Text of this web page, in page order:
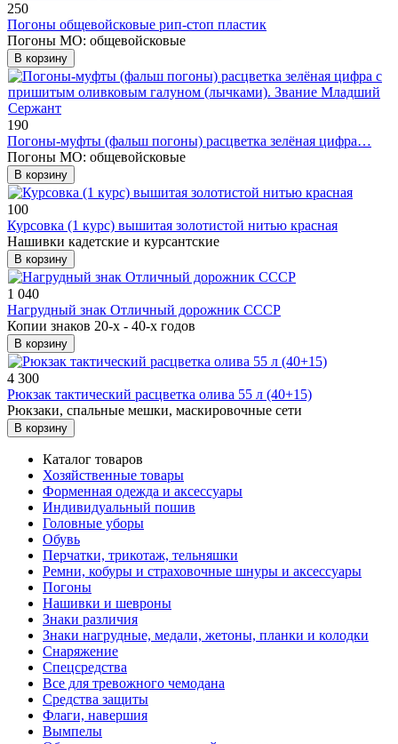
250
Погоны общевойсковые рип-стоп пластик
Погоны МО: общевойсковые
В корзину
190
Погоны-муфты (фальш погоны) расцветка зелёная цифра…
Погоны МО: общевойсковые
В корзину
100
Курсовка (1 курс) вышитая золотистой нитью красная
Нашивки кадетские и курсантские
В корзину
1 040
Нагрудный знак Отличный дорожник СССР
Копии знаков 20-х - 40-х годов
В корзину
4 300
Рюкзак тактический расцветка олива 55 л (40+15)
Рюкзаки, спальные мешки, маскировочные сети
В корзину
Каталог товаров
Хозяйственные товары
Форменная одежда и аксессуары
Индивидуальный пошив
Головные уборы
Обувь
Перчатки, трикотаж, тельняшки
Ремни, кобуры и страховочные шнуры и аксессуары
Погоны
Нашивки и шевроны
Знаки различия
Знаки нагрудные, медали, жетоны, планки и колодки
Снаряжение
Спецсредства
Все для тревожного чемодана
Средства защиты
Флаги, навершия
Вымпелы